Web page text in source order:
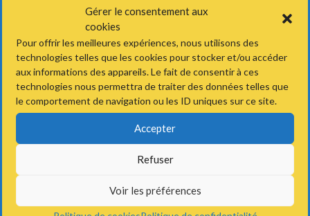
Gérer le consentement aux
cookies
Pour offrir les meilleures expériences, nous utilisons des
technologies telles que les cookies pour stocker et/ou accéder
aux informations des appareils. Le fait de consentir à ces
technologies nous permettra de traiter des données telles que
le comportement de navigation ou les ID uniques sur ce site.
Accepter
Refuser
Voir les préférences
RETROUVEZ-NOUS
Adresse
8 rue du Stade